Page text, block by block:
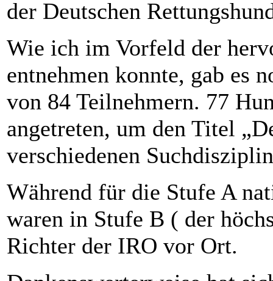
der Deutschen
Wie ich im Vorfeld der
entnehmen konnte, gab es
von 84 Teilnehmern. 77
angetreten, um den Titel
verschiedenen
Während für die Stufe A
waren in Stufe B ( der
Richter der IRO vor Ort.